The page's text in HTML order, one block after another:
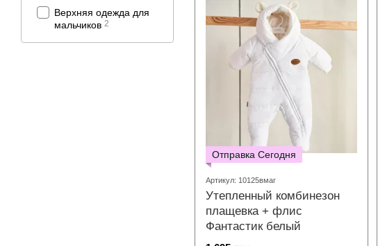
Отправка Сегодня
Артикул: 10125вмаг
Утепленный комбинезон
плащевка + флис
Фантастик белый
Верхняя одежда для
мальчиков 2